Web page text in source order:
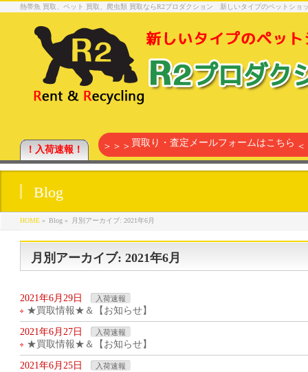
熱帯魚 買取、ペット 買取、爬虫類 買取ならR2プロダクション 新しいタイプのペットシ
！入荷速報！ ＞＞＞ 買取り・査定メールフォームはこちら
Blog
HOME» Blog » 月別アーカイブ: 2021年6月
月別アーカイブ: 2021年6月
2021年6月29日 入荷速報
★買取情報★＆【お知らせ】
2021年6月27日 入荷速報
★買取情報★＆【お知らせ】
2021年6月25日 入荷速報